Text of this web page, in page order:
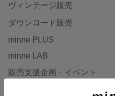
ヴィンテージ販売
ダウンロード販売
minne PLUS
minne LAB
販売支援企画・イベント